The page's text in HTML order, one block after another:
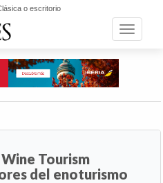
o escritorio
Toggle
Tourism
del enoturismo